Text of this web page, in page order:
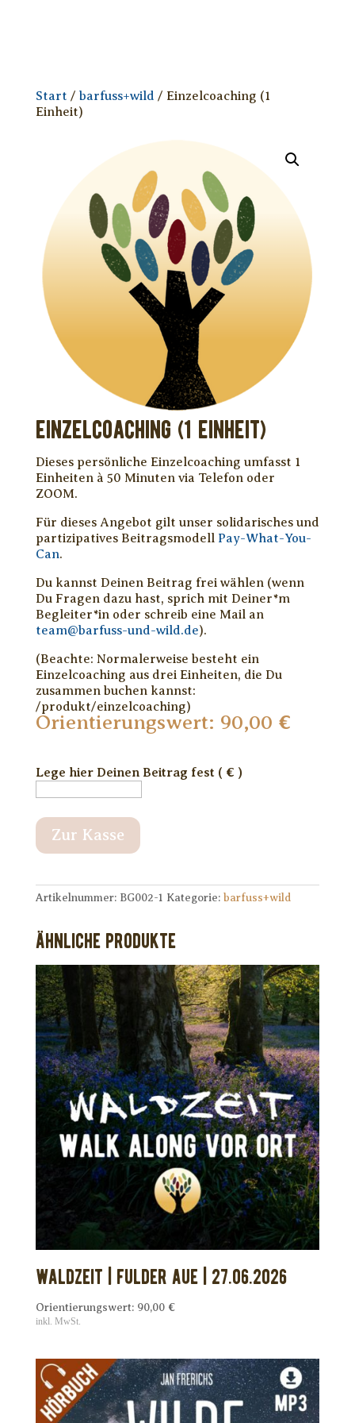
Start / barfuss+wild / Einzelcoaching (1
Einheit)
Einzelcoaching (1 Einheit)
Dieses persönliche Einzelcoaching umfasst 1
Einheiten à 50 Minuten via Telefon oder
ZOOM.
Für dieses Angebot gilt unser solidarisches und
partizipatives Beitragsmodell Pay-What-You-
Can.
Du kannst Deinen Beitrag frei wählen (wenn
Du Fragen dazu hast, sprich mit Deiner*m
Begleiter*in oder schreib eine Mail an
team@barfuss-und-wild.de).
(Beachte: Normalerweise besteht ein
Einzelcoaching aus drei Einheiten, die Du
zusammen buchen kannst:
/produkt/einzelcoaching)
Orientierungswert: 90,00 €
Lege hier Deinen Beitrag fest ( € )
Einzelcoaching
Einheit)
Zur Kasse
Artikelnummer: BG002-1 Kategorie: barfuss+wild
Ähnliche Produkte
WALDZEIT | Fulder Aue | 27.06.2026
Orientierungswert: 90,00 €
inkl. MwSt.